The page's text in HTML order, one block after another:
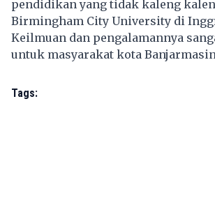
pendidikan yang tidak kaleng
Birmingham City University di
Keilmuan dan pengalamannya
untuk masyarakat kota
Tags: